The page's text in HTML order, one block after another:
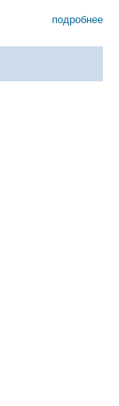
подробнее